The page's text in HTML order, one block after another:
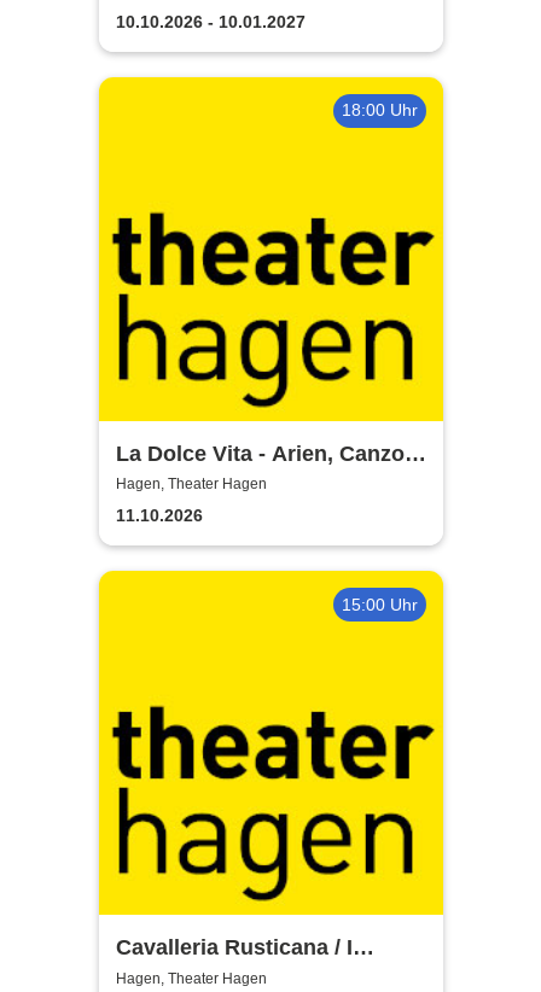
10.10.2026 - 10.01.2027
18:00 Uhr
La Dolce Vita - Arien, Canzoni
und Italo-Pop
Hagen, Theater Hagen
11.10.2026
15:00 Uhr
Cavalleria Rusticana / I
Pagliacci - Theater Hagen
Hagen, Theater Hagen